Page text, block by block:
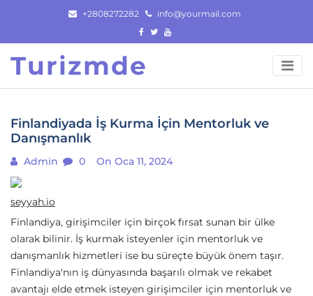
content
+2808272282 info@yourmail.com
Turizmde
Finlandiyada İş Kurma İçin Mentorluk ve
Danışmanlık
Admin 0 On Oca 11, 2024
seyyah.io
Finlandiya, girişimciler için birçok fırsat sunan bir ülke
olarak bilinir. İş kurmak isteyenler için mentorluk ve
danışmanlık hizmetleri ise bu süreçte büyük önem taşır.
Finlandiya'nın iş dünyasında başarılı olmak ve rekabet
avantajı elde etmek isteyen girişimciler için mentorluk ve